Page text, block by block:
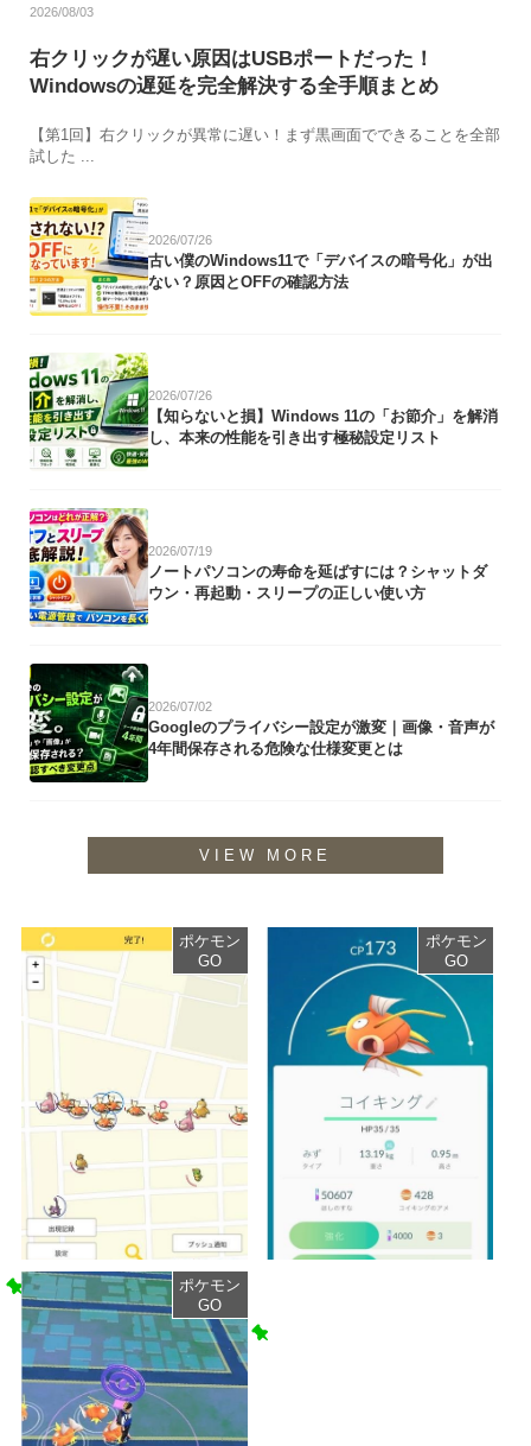
2026/08/03
右クリックが遅い原因はUSBポートだった！
Windowsの遅延を完全解決する全手順まとめ
【第1回】右クリックが異常に遅い！まず黒画面でできることを全部
試した ...
2026/07/26
古い僕のWindows11で「デバイスの暗号化」が出
ない？原因とOFFの確認方法
2026/07/26
【知らないと損】Windows 11の「お節介」を解消
し、本来の性能を引き出す極秘設定リスト
2026/07/19
ノートパソコンの寿命を延ばすには？シャットダ
ウン・再起動・スリープの正しい使い方
2026/07/02
Googleのプライバシー設定が激変｜画像・音声が
4年間保存される危険な仕様変更とは
VIEW MORE
ポケモン
GO
ポケモンGO コイキング
進化からギャラドス2体目を
作る
2016/9/10 ポケモンGO
ポケモン
GO
ポケモン
GO